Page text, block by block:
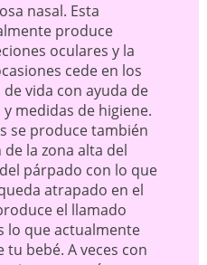
nasal. Esta
produce
oculares y la
cede en los
vida con ayuda de
medidas de higiene.
se produce también
la zona alta del
párpado con lo que
atrapado en el
el llamado
lo que actualmente
tu bebé. A veces con